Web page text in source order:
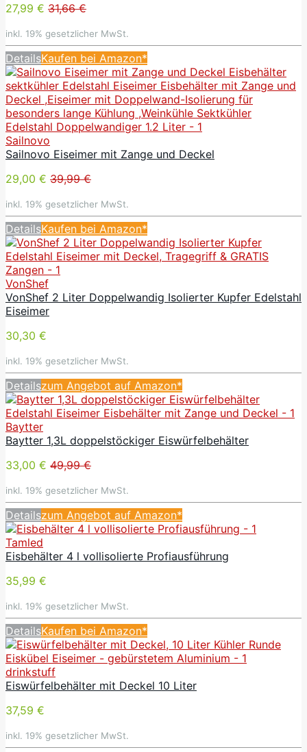
27,99 € 31,66 €
inkl. 19% gesetzlicher MwSt.
DetailsKaufen bei Amazon*
Sailnovo
Sailnovo Eiseimer mit Zange und Deckel
29,00 € 39,99 €
inkl. 19% gesetzlicher MwSt.
DetailsKaufen bei Amazon*
VonShef
VonShef 2 Liter Doppelwandig Isolierter Kupfer Edelstahl
Eiseimer
30,30 €
inkl. 19% gesetzlicher MwSt.
Detailszum Angebot auf Amazon*
Baytter
Baytter 1,3L doppelstöckiger Eiswürfelbehälter
33,00 € 49,99 €
inkl. 19% gesetzlicher MwSt.
Detailszum Angebot auf Amazon*
Tamled
Eisbehälter 4 l vollisolierte Profiausführung
35,99 €
inkl. 19% gesetzlicher MwSt.
DetailsKaufen bei Amazon*
drinkstuff
Eiswürfelbehälter mit Deckel 10 Liter
37,59 €
inkl. 19% gesetzlicher MwSt.